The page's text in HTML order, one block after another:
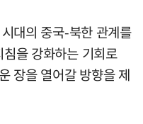
대의 중국-북한 관계를
을 강화하는 기회로
장을 열어갈 방향을 제